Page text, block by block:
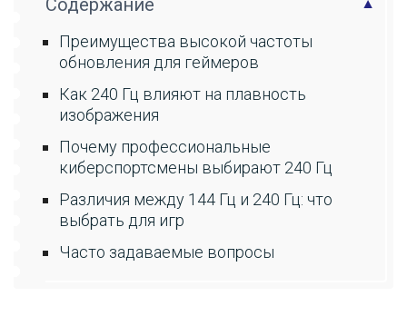
Содержание
Преимущества высокой частоты
обновления для геймеров
Как 240 Гц влияют на плавность
изображения
Почему профессиональные
киберспортсмены выбирают 240 Гц
Различия между 144 Гц и 240 Гц: что
выбрать для игр
Часто задаваемые вопросы